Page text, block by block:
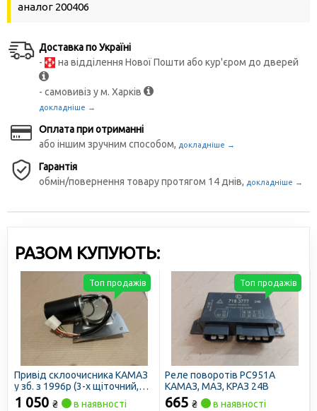
аналог 200406
Доставка по Україні
-
на відділення Нової Пошти або кур'єром до дверей
- самовивіз у м. Харків
докладніше →
Оплата при отриманні
або іншим зручним способом, докладніше →
Гарантія
обмін/повернення товару протягом 14 днів, докладніше →
РАЗОМ КУПУЮТЬ:
Привід склоочисника КАМАЗ
у зб. з 1996р (3-х щіточний,
моторедуктор) (S.I.L.A. AC)
1 050 ₴ в наявності
Топ продажів
Реле поворотів РС951А
КАМАЗ, МАЗ, КРАЗ 24В
665 ₴ в наявності
Топ продажів